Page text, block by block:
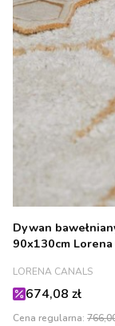
Dywan
90x130cm Lorena
PRODUCENT
LORENA CANALS
Cena promocyjna
674,08 zł
Cena regularna: